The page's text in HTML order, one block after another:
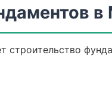
строительство